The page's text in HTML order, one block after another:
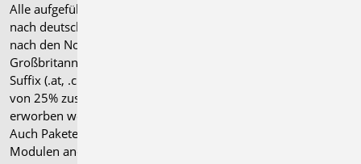
Alle aufgeführten Preise verstehen sich für Module/Pakete
nach deutschen Normgrundlagen (".de"). Module, die auch
nach den Normen für Österreich, Schweiz, Italien und
Großbritannien verfügbar sind, tragen ein entsprechendes
Suffix (.at, .ch, .it bzw. .uk) und können gegen einen Aufpreis
von 25% zusammen mit dem jeweiligen ".de"-Modul
erworben werden.
Auch Pakete können gegen einen Aufpreis von 25% mit
Modulen anderer Normen (.at, .ch, .it bzw. .uk) erweitert